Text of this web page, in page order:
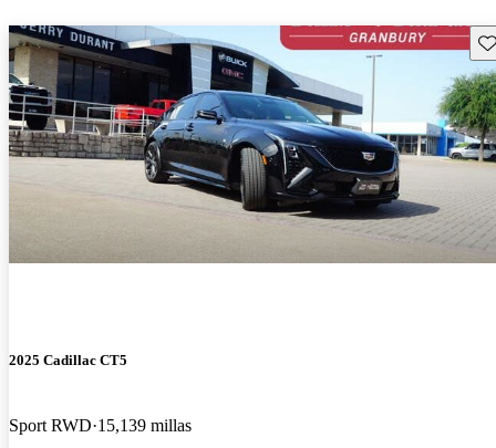
2025 Cadillac CT5
Sport RWD 15,139 millas